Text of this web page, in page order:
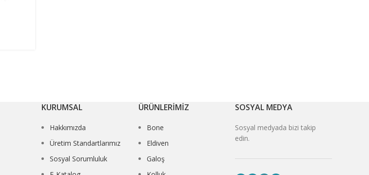
KURUMSAL
Hakkımızda
Üretim Standartlarımız
Sosyal Sorumluluk
ÜRÜNLERİMİZ
Bone
Eldiven
Galoş
SOSYAL MEDYA
Sosyal medyada bizi takip
edin.